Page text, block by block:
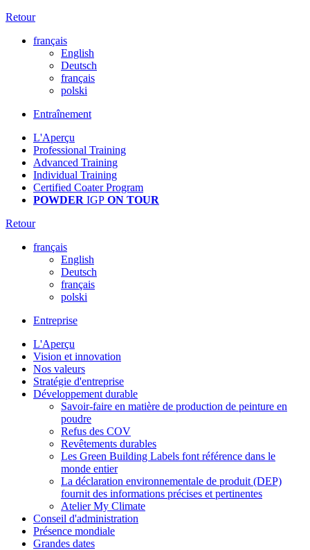
Retour
français
English
Deutsch
français
polski
Entraînement
L'Aperçu
Professional Training
Advanced Training
Individual Training
Certified Coater Program
POWDER IGP ON TOUR
Retour
français
English
Deutsch
français
polski
Entreprise
L'Aperçu
Vision et innovation
Nos valeurs
Stratégie d'entreprise
Développement durable
Savoir-faire en matière de production de peinture en
poudre
Refus des COV
Revêtements durables
Les Green Building Labels font référence dans le
monde entier
La déclaration environnementale de produit (DEP)
fournit des informations précises et pertinentes
Atelier My Climate
Conseil d'administration
Présence mondiale
Grandes dates